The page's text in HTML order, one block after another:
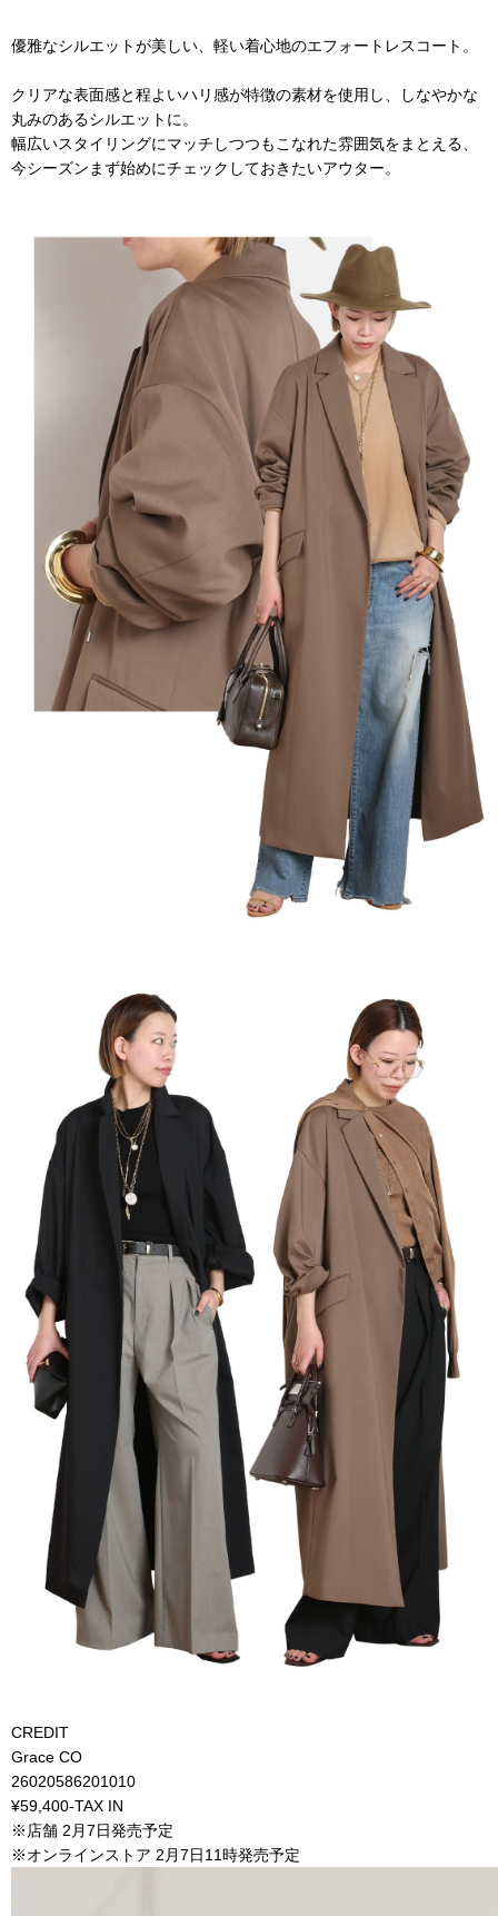
優雅なシルエットが美しい、軽い着心地のエフォートレスコート。
クリアな表面感と程よいハリ感が特徴の素材を使用し、しなやかな
丸みのあるシルエットに。
幅広いスタイリングにマッチしつつもこなれた雰囲気をまとえる、
今シーズンまず始めにチェックしておきたいアウター。
CREDIT
Grace CO
26020586201010
¥59,400-TAX IN
※店舗 2月7日発売予定
※オンラインストア 2月7日11時発売予定